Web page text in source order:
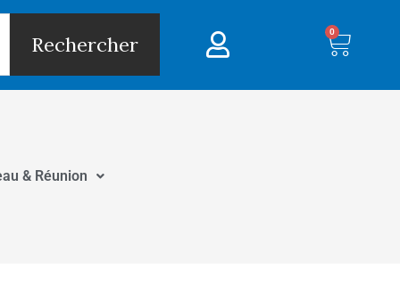
Rechercher
0
& Réunion